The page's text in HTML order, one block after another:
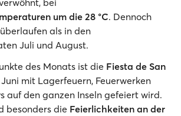
bei
um die 28 °C. Dennoch
als in den
Juli und August.
des Monats ist die Fiesta de San
mit Lagerfeuern, Feuerwerken
auf den ganzen Inseln gefeiert wird.
besonders die Feierlichkeiten an der